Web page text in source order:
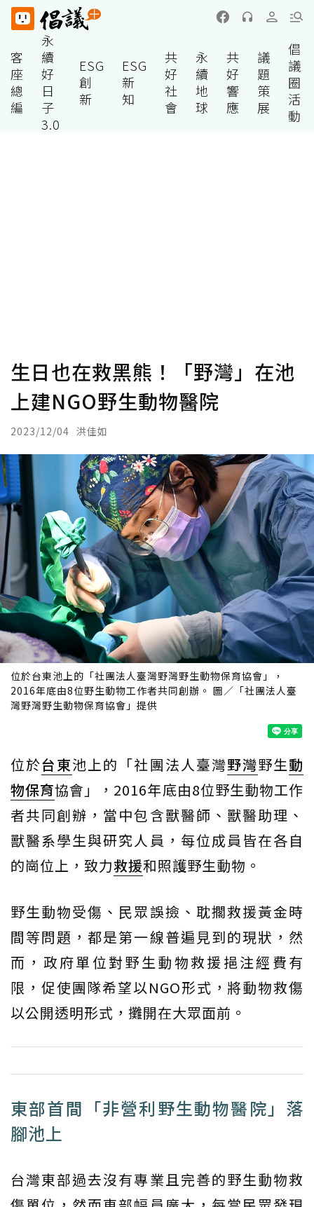
客
座
總
編
永
續
好
日
子
3.0
ESG
創
新
ESG
新
知
共
好
社
會
永
續
地
球
共
好
響
應
議
題
策
展
倡
議
圈
活
動
生日也在救黑熊！「野灣」在池
上建NGO野生動物醫院
2023/12/04 洪佳如
位於台東池上的「社團法人臺灣野灣野生動物保育協會」，
2016年底由8位野生動物工作者共同創辦。 圖／「社團法人臺
灣野灣野生動物保育協會」提供
位於台東池上的「社團法人臺灣野灣野生動
物保育協會」，2016年底由8位野生動物工作
者共同創辦，當中包含獸醫師、獸醫助理、
獸醫系學生與研究人員，每位成員皆在各自
的崗位上，致力救援和照護野生動物。
野生動物受傷、民眾誤撿、耽擱救援黃金時
間等問題，都是第一線普遍見到的現狀，然
而，政府單位對野生動物救援挹注經費有
限，促使團隊希望以NGO形式，將動物救傷
以公開透明形式，攤開在大眾面前。
東部首間「非營利野生動物醫院」落
腳池上
台灣東部過去沒有專業且完善的野生動物救